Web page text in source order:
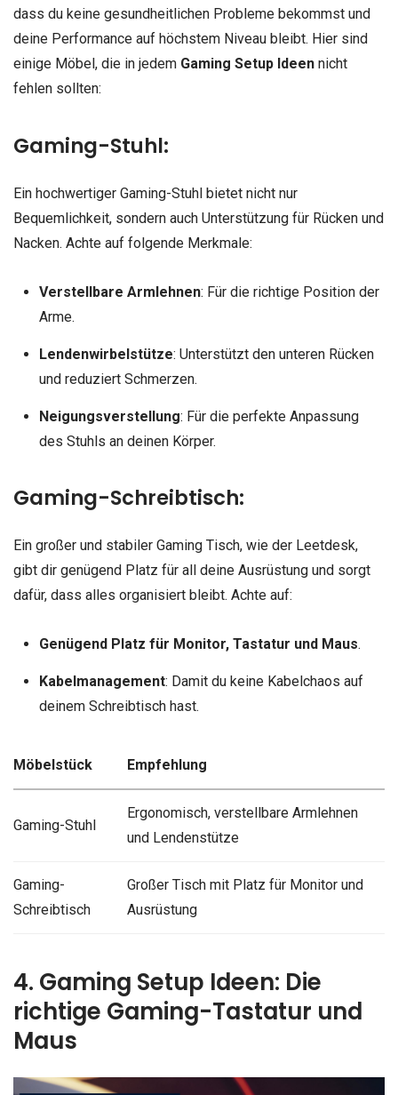
dass du keine gesundheitlichen Probleme bekommst und
deine Performance auf höchstem Niveau bleibt. Hier sind
einige Möbel, die in jedem Gaming Setup Ideen nicht
fehlen sollten:
Gaming-Stuhl:
Ein hochwertiger Gaming-Stuhl bietet nicht nur
Bequemlichkeit, sondern auch Unterstützung für Rücken und
Nacken. Achte auf folgende Merkmale:
Verstellbare Armlehnen: Für die richtige Position der
Arme.
Lendenwirbelstütze: Unterstützt den unteren Rücken
und reduziert Schmerzen.
Neigungsverstellung: Für die perfekte Anpassung
des Stuhls an deinen Körper.
Gaming-Schreibtisch:
Ein großer und stabiler Gaming Tisch, wie der Leetdesk,
gibt dir genügend Platz für all deine Ausrüstung und sorgt
dafür, dass alles organisiert bleibt. Achte auf:
Genügend Platz für Monitor, Tastatur und Maus.
Kabelmanagement: Damit du keine Kabelchaos auf
deinem Schreibtisch hast.
Möbelstück Empfehlung
Gaming-Stuhl
Ergonomisch, verstellbare Armlehnen
und Lendenstütze
Gaming-
Schreibtisch
Großer Tisch mit Platz für Monitor und
Ausrüstung
4. Gaming Setup Ideen: Die
richtige Gaming-Tastatur und
Maus